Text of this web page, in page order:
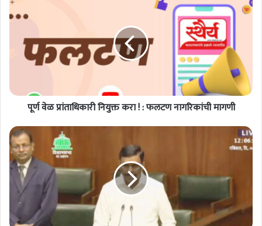
र्ण
वे
री
क्त
क
रा
!
ट
पूर्ण वेळ प्रांताधिकारी नियुक्त करा ! : फलटण नागरिकांची मागणी
आ
म
दा
र
पा